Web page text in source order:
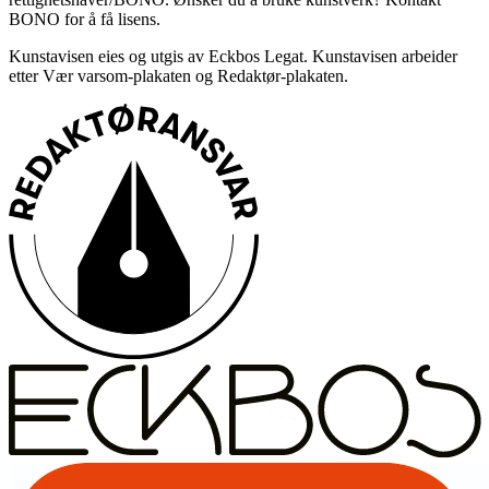
BONO for å få lisens.
Kunstavisen eies og utgis av Eckbos Legat. Kunstavisen arbeider
etter Vær varsom-plakaten og Redaktør-plakaten.